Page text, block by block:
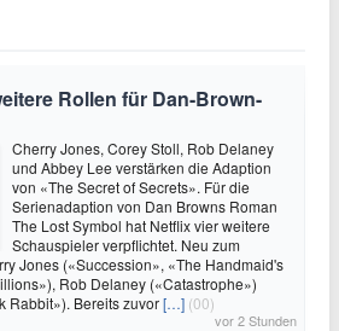
Rollen für Dan-Brown-
Cherry Jones, Corey Stoll, Rob Delaney
und Abbey Lee verstärken die Adaption
von «The Secret of Secrets». Für die
Serienadaption von Dan Browns Roman
The Lost Symbol hat Netflix vier weitere
Schauspieler verpflichtet. Neu zum
Jones («Succession», «The Handmaid's
Rob Delaney («Catastrophe»)
Rabbit»). Bereits zuvor[…] (00)
vor 2 Stunden